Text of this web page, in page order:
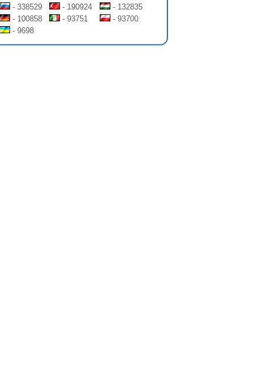
- 338529
- 190924
- 132835
- 100858
- 93751
- 93700
- 9698